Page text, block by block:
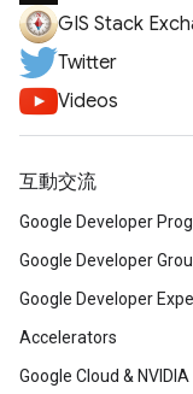
GIS Stack
Twitter
Videos
互動交流
Google Developer
Google Developer
Google Developer
Accelerators
Google Cloud & NVIDIA